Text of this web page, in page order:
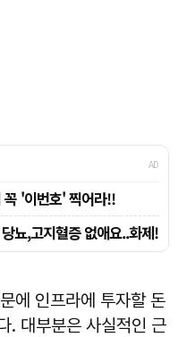
에 인프라에 투자할 돈
. 대부분은 사실적인 근